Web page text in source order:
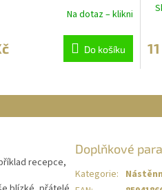
Na dotaz – klikni
Do košíku
recepce,
Doplňkové
Kategorie: